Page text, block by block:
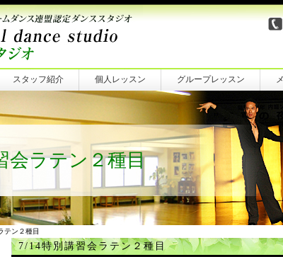
スタッフ紹介 個人レッスン グループレッスン
会ラテン２種目
テン２種目
7/14特別講習会ラテン２種目